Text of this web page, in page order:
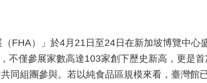
FHA）」於4月21日至24日在新加坡博覽中心
僅參展家數高達103家創下歷史新高，更是首
同組團參與。若以純食品區規模來看，臺灣館